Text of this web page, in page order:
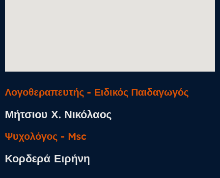
Λογοθεραπευτής - Ειδικός Παιδαγωγός
Μήτσιου Χ. Νικόλαος
Ψυχολόγος​ - Msc
Κορδερά Ειρήνη